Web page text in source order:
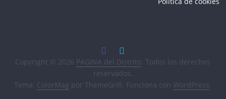
Copyright © 2026 PAGINA del Distrito. Todos los derechos
reservados.
Tema: ColorMag por ThemeGrill. Funciona conWordPress.